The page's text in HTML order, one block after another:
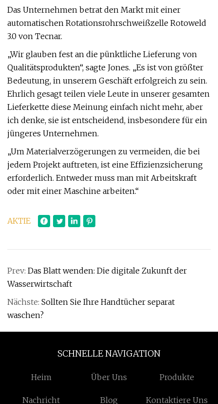
Das Unternehmen betrat den Markt mit einer
automatischen Rotationsrohrschweißzelle Rotoweld
3.0 von Tecnar.
„Wir glauben fest an die pünktliche Lieferung von
Qualitätsprodukten“, sagte Jones. „Es ist von größter
Bedeutung, in unserem Geschäft erfolgreich zu sein.
Ehrlich gesagt teilen viele Leute in unserer gesamten
Lieferkette diese Meinung einfach nicht mehr, aber
ich denke, sie ist entscheidend, insbesondere für ein
jüngeres Unternehmen.
„Um Materialverzögerungen zu vermeiden, die bei
jedem Projekt auftreten, ist eine Effizienzsicherung
erforderlich. Entweder muss man mit Arbeitskraft
oder mit einer Maschine arbeiten.“
AKTIE
Prev: Das Blatt wenden: Die digitale Zukunft der
Wasserwirtschaft
Nächste: Sollten Sie Ihre Handtücher separat
waschen?
SCHNELLE NAVIGATION
Heim Über Uns Produkte
Nachricht Blog Kontaktiere Uns